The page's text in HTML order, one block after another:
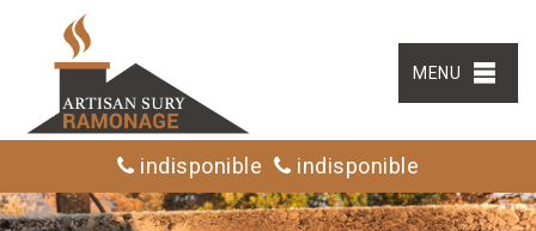
MENU
indisponible indisponible